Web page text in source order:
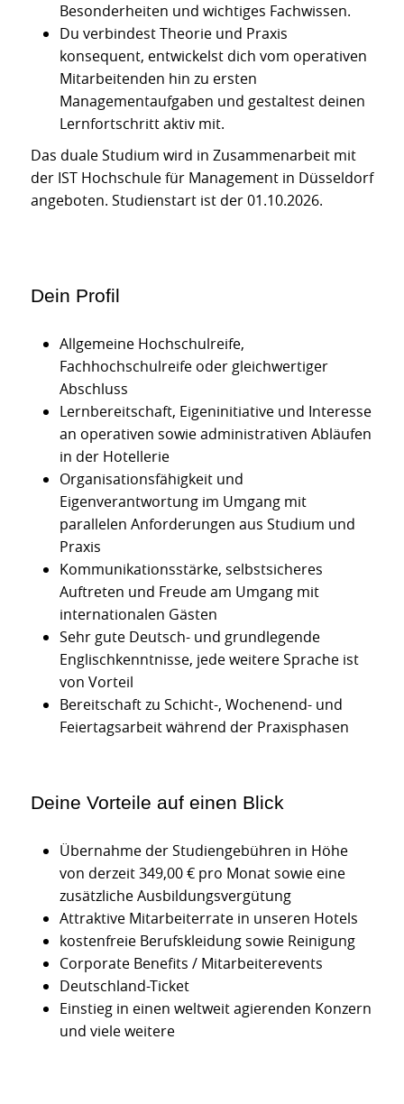
Besonderheiten und wichtiges Fachwissen.
Du verbindest Theorie und Praxis
konsequent, entwickelst dich vom operativen
Mitarbeitenden hin zu ersten
Managementaufgaben und gestaltest deinen
Lernfortschritt aktiv mit.
Das duale Studium wird in Zusammenarbeit mit
der IST Hochschule für Management in Düsseldorf
angeboten. Studienstart ist der 01.10.2026.
Dein Profil
Allgemeine Hochschulreife,
Fachhochschulreife oder gleichwertiger
Abschluss
Lernbereitschaft, Eigeninitiative und Interesse
an operativen sowie administrativen Abläufen
in der Hotellerie
Organisationsfähigkeit und
Eigenverantwortung im Umgang mit
parallelen Anforderungen aus Studium und
Praxis
Kommunikationsstärke, selbstsicheres
Auftreten und Freude am Umgang mit
internationalen Gästen
Sehr gute Deutsch- und grundlegende
Englischkenntnisse, jede weitere Sprache ist
von Vorteil
Bereitschaft zu Schicht-, Wochenend- und
Feiertagsarbeit während der Praxisphasen
Deine Vorteile auf einen Blick
Übernahme der Studiengebühren in Höhe
von derzeit 349,00 € pro Monat sowie eine
zusätzliche Ausbildungsvergütung
Attraktive Mitarbeiterrate in unseren Hotels
kostenfreie Berufskleidung sowie Reinigung
Corporate Benefits / Mitarbeiterevents
Deutschland-Ticket
Einstieg in einen weltweit agierenden Konzern
und viele weitere